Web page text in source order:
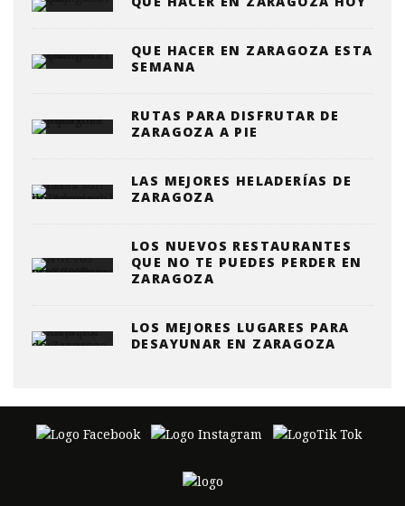
QUE HACER EN ZARAGOZA ESTA
SEMANA
RUTAS PARA DISFRUTAR DE
ZARAGOZA A PIE
LAS MEJORES HELADERÍAS DE
ZARAGOZA
LOS NUEVOS RESTAURANTES
QUE NO TE PUEDES PERDER EN
ZARAGOZA
LOS MEJORES LUGARES PARA
DESAYUNAR EN ZARAGOZA